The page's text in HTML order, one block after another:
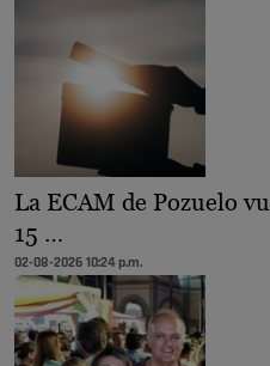
La ECAM de Pozuelo
15 …
02-08-2026 10:24 p.m.